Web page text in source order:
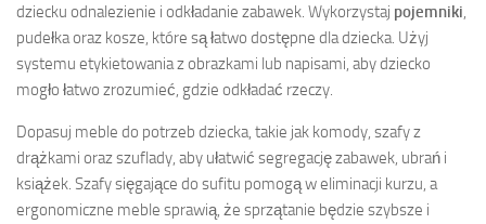
dziecku odnalezienie i odkładanie zabawek. Wykorzystaj pojemniki
pudełka oraz kosze, które są łatwo dostępne dla dziecka. Użyj
systemu etykietowania z obrazkami lub napisami, aby dziecko
mogło łatwo zrozumieć, gdzie odkładać rzeczy.
Dopasuj meble do potrzeb dziecka, takie jak komody, szafy z
drążkami oraz szuflady, aby ułatwić segregację zabawek, ubrań i
książek. Szafy sięgające do sufitu pomogą w eliminacji kurzu, a
ergonomiczne meble sprawią, że sprzątanie będzie szybsze i